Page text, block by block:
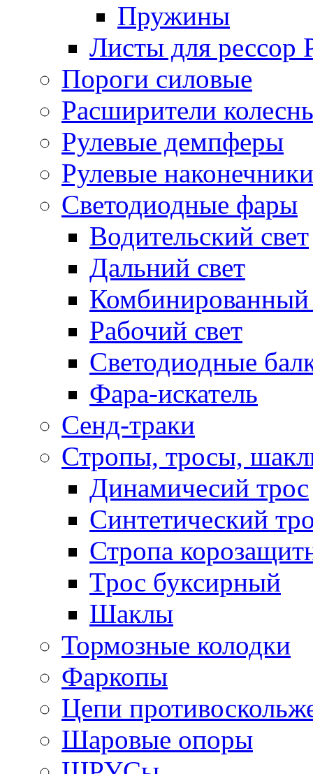
Пружины
Листы для
Пороги силовые
Расширители
Рулевые демпферы
Рулевые наконечники
Светодиодные фары
Водительский свет
Дальний свет
Комбинированный
Рабочий свет
Светодиодные
Фара-искатель
Сенд-траки
Стропы, тросы,
Динамичесий трос
Синтетический
Стропа
Трос буксирный
Шаклы
Тормозные колодки
Фаркопы
Цепи
Шаровые опоры